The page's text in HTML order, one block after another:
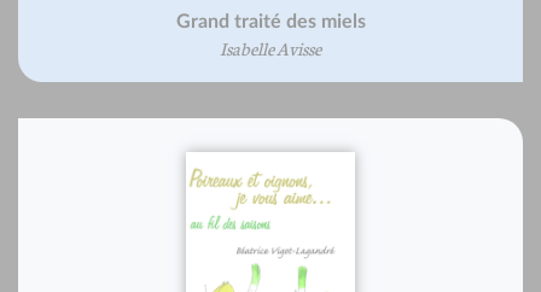
Grand traité des miels
Isabelle Avisse